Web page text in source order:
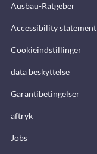
Ausbau-Ratgeber
Accessibility statement
Cookieindstillinger
data beskyttelse
Garantibetingelser
aftryk
Jobs